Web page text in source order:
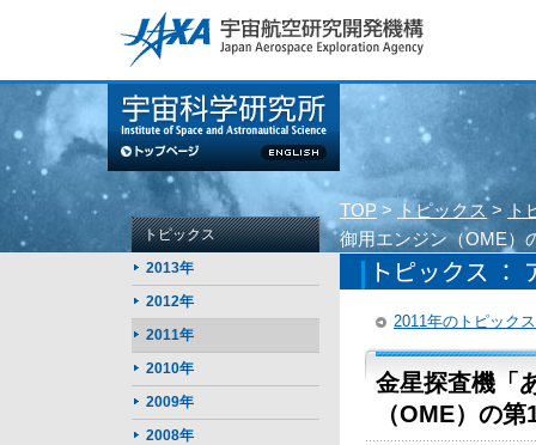
このページの本文へ
TOP > トピックス > ト
御用エンジン（OME）
2011年のトピック
金星探査機「
（OME）の
トピックス
2013年
2012年
2011年
2010年
2009年
2008年